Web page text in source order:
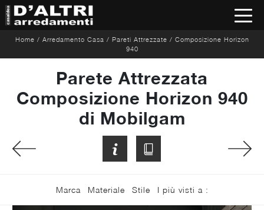
Home / Arredamento Casa / Pareti Attrezzate / Composizione Horizon
940
Parete Attrezzata
Composizione Horizon 940
di Mobilgam
Marca Materiale Stile I più visti a :